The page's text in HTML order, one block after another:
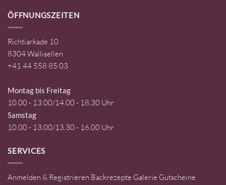
ÖFFNUNGSZEITEN
Richtiarkade 10
8304 Wallisellen
+41 44 558 85 03
Montag bis Freitag
10.00 - 13.00/14.00 - 18.30 Uhr
Samstag
10.00 - 13.00/13.30 - 16.00 Uhr
SERVICES
Anmelden & Registrieren Backrezepte Galerie Gutscheine